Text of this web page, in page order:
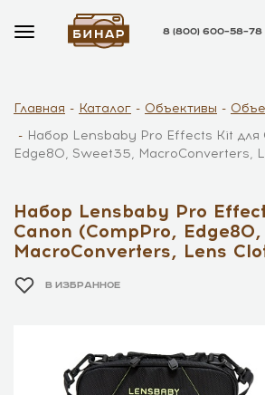
8 (800) 600–58–78
Главная Каталог Объективы
Набор Lensbaby Pro Effects Kit для
Edge80, Sweet35, MacroConverters,
Набор Lensbaby Pro
Canon (CompPro,
MacroConverters, Lens
В ИЗБРАННОЕ